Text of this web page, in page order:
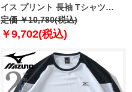
イス プリント 長袖 Tシャツ
SIMPLE DOME TEE USA直輸入
nf0a87qn-fn4
定価 ￥10,780(税込)
￥9,702(税込)